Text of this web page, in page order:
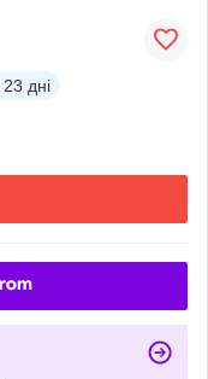
23 дні